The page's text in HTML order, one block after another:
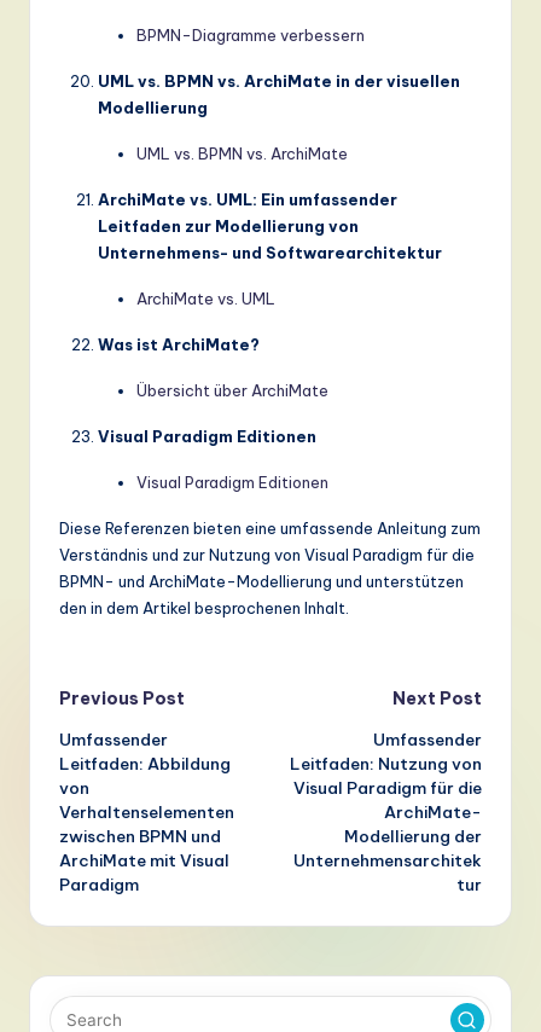
BPMN-Diagramme verbessern
UML vs. BPMN vs. ArchiMate in der visuellen
Modellierung
UML vs. BPMN vs. ArchiMate
ArchiMate vs. UML: Ein umfassender
Leitfaden zur Modellierung von
Unternehmens- und Softwarearchitektur
ArchiMate vs. UML
Was ist ArchiMate?
Übersicht über ArchiMate
Visual Paradigm Editionen
Visual Paradigm Editionen
Diese Referenzen bieten eine umfassende Anleitung zum
Verständnis und zur Nutzung von Visual Paradigm für die
BPMN- und ArchiMate-Modellierung und unterstützen
den in dem Artikel besprochenen Inhalt.
Post
navigation
Previous Post
Umfassender
Leitfaden: Abbildung
von
Verhaltenselementen
zwischen BPMN und
ArchiMate mit Visual
Paradigm
Next Post
Umfassender
Leitfaden: Nutzung von
Visual Paradigm für die
ArchiMate-
Modellierung der
Unternehmensarchitek
tur